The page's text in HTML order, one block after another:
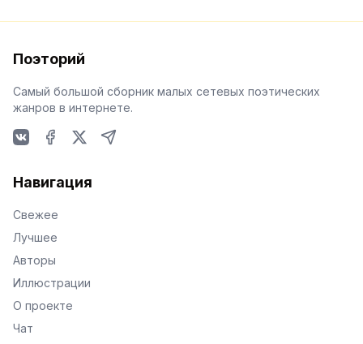
Поэторий
Самый большой сборник малых сетевых поэтических
жанров в интернете.
Навигация
Свежее
Лучшее
Авторы
Иллюстрации
О проекте
Чат